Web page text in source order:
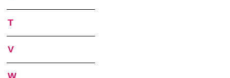
T
V
W